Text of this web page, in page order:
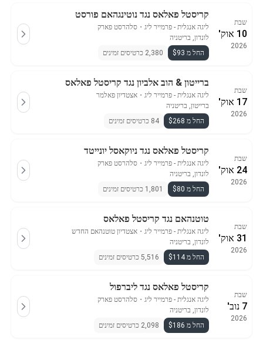
שבת
10 אוק'
2026
קריסטל פאלאס נגד נוטינגהאם פורסט
ליגה אנגלית - פרמייר ליג ・ סלהרסט פארק
לונדון, בריטניה
החל מ $93
2,380 כרטיסים זמינים
שבת
17 אוק'
2026
ברייטון & הוב אלביון נגד קריסטל פאלאס
ליגה אנגלית - פרמייר ליג ・ אצטדיון פאלמר
ברייטון, בריטניה
החל מ $268
84 כרטיסים זמינים
שבת
24 אוק'
2026
קריסטל פאלאס נגד ניוקאסל יונייטד
ליגה אנגלית - פרמייר ליג ・ סלהרסט פארק
לונדון, בריטניה
החל מ $80
1,801 כרטיסים זמינים
שבת
31 אוק'
2026
טוטנהאם נגד קריסטל פאלאס
ליגה אנגלית - פרמייר ליג ・ אצטדיון טוטנהאם החדש
לונדון, בריטניה
החל מ $114
5,516 כרטיסים זמינים
שבת
7 נוב'
2026
קריסטל פאלאס נגד ליברפול
ליגה אנגלית - פרמייר ליג ・ סלהרסט פארק
לונדון, בריטניה
החל מ $186
2,098 כרטיסים זמינים